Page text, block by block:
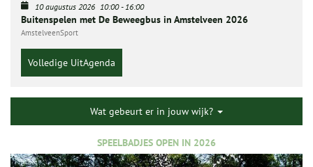
10 augustus 2026 10:00- 16:00
Buitenspelen met De Beweegbus in Amstelveen 2026
AmstelveenSport
Volledige UitAgenda
Wat gebeurt er in jouw wijk?
SPEELBADJES OPEN IN 2026